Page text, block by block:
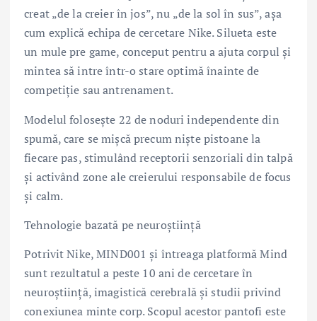
creat „de la creier în jos”, nu „de la sol în sus”, așa
cum explică echipa de cercetare Nike. Silueta este
un mule pre game, conceput pentru a ajuta corpul și
mintea să intre într-o stare optimă înainte de
competiție sau antrenament.
Modelul folosește 22 de noduri independente din
spumă, care se mișcă precum niște pistoane la
fiecare pas, stimulând receptorii senzoriali din talpă
și activând zone ale creierului responsabile de focus
și calm.
Tehnologie bazată pe neuroștiință
Potrivit Nike, MIND001 și întreaga platformă Mind
sunt rezultatul a peste 10 ani de cercetare în
neuroștiință, imagistică cerebrală și studii privind
conexiunea minte corp. Scopul acestor pantofi este